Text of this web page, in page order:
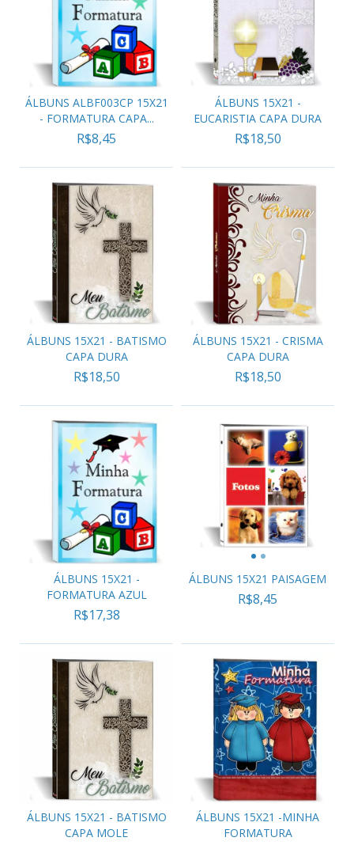
ÁLBUNS ALBF003CP 15X21
- FORMATURA CAPA...
R$8,45
ÁLBUNS 15X21 -
EUCARISTIA CAPA DURA
R$18,50
ÁLBUNS 15X21 - BATISMO
CAPA DURA
R$18,50
ÁLBUNS 15X21 - CRISMA
CAPA DURA
R$18,50
ÁLBUNS 15X21 -
FORMATURA AZUL
R$17,38
ÁLBUNS 15X21 PAISAGEM
R$8,45
ÁLBUNS 15X21 - BATISMO
CAPA MOLE
ÁLBUNS 15X21 -MINHA
FORMATURA